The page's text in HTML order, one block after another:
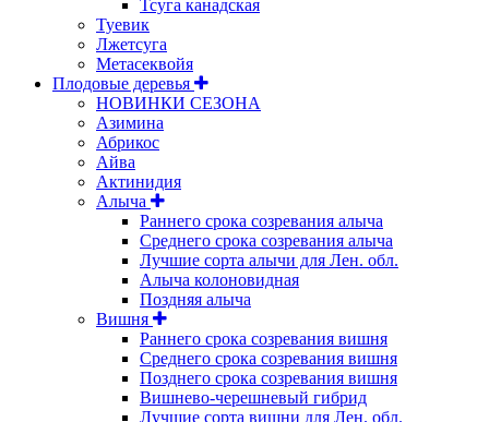
Тсуга канадская
Туевик
Лжетсуга
Метасеквойя
Плодовые деревья
НОВИНКИ СЕЗОНА
Азимина
Абрикос
Айва
Актинидия
Алыча
Раннего срока созревания алыча
Среднего срока созревания алыча
Лучшие сорта алычи для Лен. обл.
Алыча колоновидная
Поздняя алыча
Вишня
Раннего срока созревания вишня
Среднего срока созревания вишня
Позднего срока созревания вишня
Вишнево-черешневый гибрид
Лучшие сорта вишни для Лен. обл.